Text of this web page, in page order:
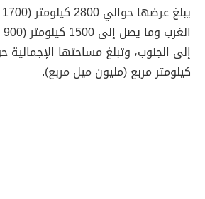
كيلومتر مربع (مليون ميل مربع).